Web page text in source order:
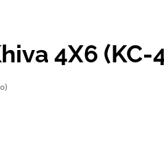
4X6 (KC-